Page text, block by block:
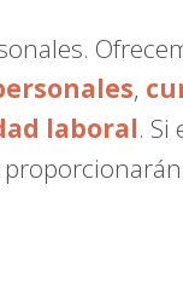
,
laboral.